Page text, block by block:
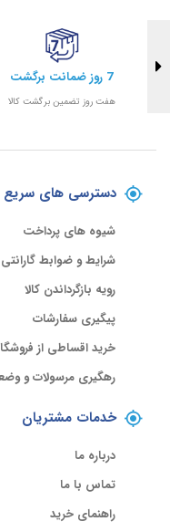
7 روز ضمانت برگشت
هفت روز تضمین برگشت کالا
دسترسی های سریع
شیوه های پرداخت
شرایط و ضوابط گارانتی
رویه بازگرداندن کالا
پیگیری سفارشات
خرید اقساطی از
رهگیری مرسولات و
خدمات مشتریان
درباره ما
تماس با ما
راهنمای خرید